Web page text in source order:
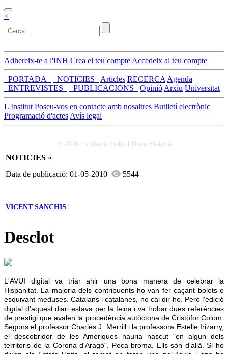
×
Adhereix-te a l'INH Crea el teu compte Accedeix al teu compte
_PORTADA_ _NOTICIES_ Articles RECERCA Agenda
_ENTREVISTES_
_PUBLICACIONS_ Opinió Arxiu Universitat
L'Institut Poseu-vos en contacte amb nosaltres Butlletí electrònic
Programació d'actes Avís legal
© 2026 Fundació Institut Nova Història
NOTICIES »
Data de publicació: 01-05-2010
5544
VICENT SANCHIS
Desclot
L'AVUI digital va triar ahir una bona manera de celebrar la
Hispanitat. La majoria dels contribuents ho van fer caçant bolets o
esquivant meduses. Catalans i catalanes, no cal dir-ho. Però l'edició
digital d'aquest diari estava per la feina i va trobar dues referències
de prestigi que avalen la procedència autòctona de Cristòfor Colom.
Segons el professor Charles J. Merrill i la professora Estelle Irizarry,
el descobridor de les Amèriques hauria nascut "en algun dels
territoris de la Corona d'Aragó". Poca broma. Ells són d'allà. Si ho